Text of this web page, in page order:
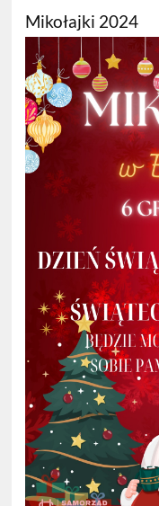
Mikołajki 2024